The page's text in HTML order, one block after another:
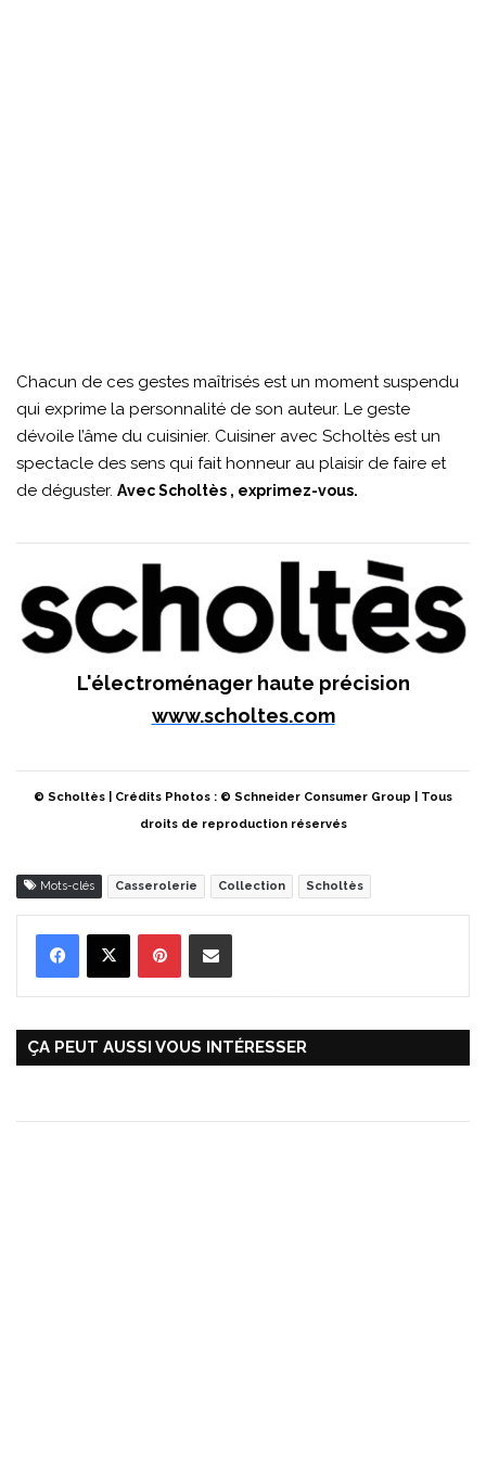
Chacun de ces gestes maîtrisés est un moment suspendu
qui exprime la personnalité de son auteur. Le geste
dévoile l’âme du cuisinier. Cuisiner avec Scholtès est un
spectacle des sens qui fait honneur au plaisir de faire et
de déguster. Avec Scholtès , exprimez-vous.
L'électroménager haute précision
www.scholtes.com
© Scholtès | Crédits Photos : © Schneider Consumer Group | Tous
droits de reproduction réservés
Mots-clés Casserolerie Collection Scholtès
ÇA PEUT AUSSI VOUS INTÉRESSER